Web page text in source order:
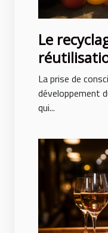
Le
La prise de
développement
qui...